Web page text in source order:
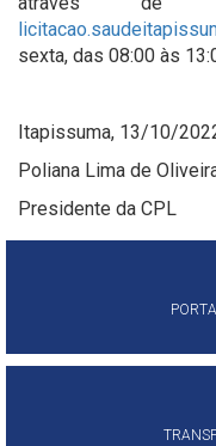
sexta, das 08:00 às
Itapissuma, 13/10/
Poliana Lima de
Presidente da CPL